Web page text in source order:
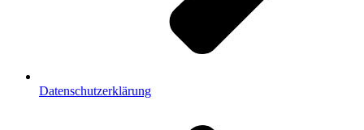
Datenschutzerklärung